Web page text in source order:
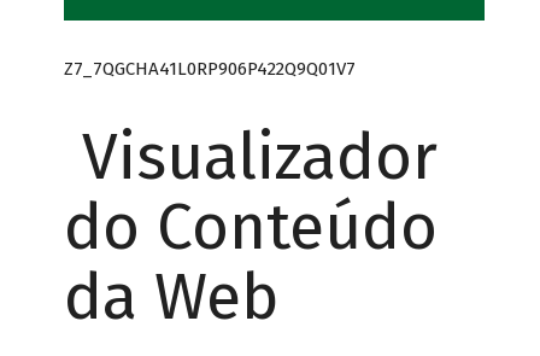
Z7_7QGCHA41L0RP906P422Q9Q01V7
Visualizador
do Conteúdo
da Web